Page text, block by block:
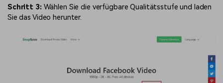
Schritt 3: Wählen Sie die verfügbare Qualitätsstufe und laden
Sie das Video herunter.